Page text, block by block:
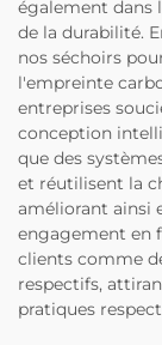
également dans
de la durabilité.
nos séchoirs
l'empreinte
entreprises
conception
que des
et réutilisent la
améliorant ainsi
engagement en
clients comme
respectifs,
pratiques